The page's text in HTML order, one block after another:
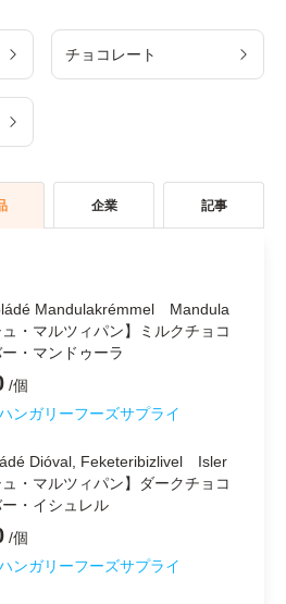
チョコレート
企業 記事
Mandulakrémmel Mandula
ュ・マルツィパン】ミルクチョコ
・マンドゥーラ
/個
ンガリーフーズサプライ
Dióval, Feketeribizlivel Isler
ュ・マルツィパン】ダークチョコ
・イシュレル
/個
ンガリーフーズサプライ